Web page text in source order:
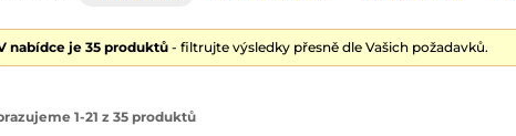
nabídce je 35 produktů - filtrujte výsledky přesně dle Vašich požadavků.
1-21 z 35 produktů